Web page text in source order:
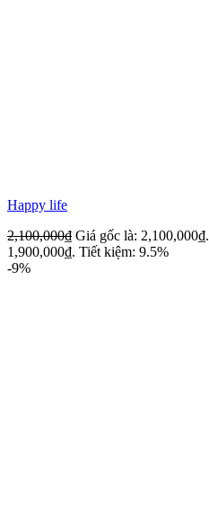
Happy life
2,100,000₫ Giá gốc là: 2,100,000₫.
1,900,000₫. Tiết kiệm: 9.5%
-9%